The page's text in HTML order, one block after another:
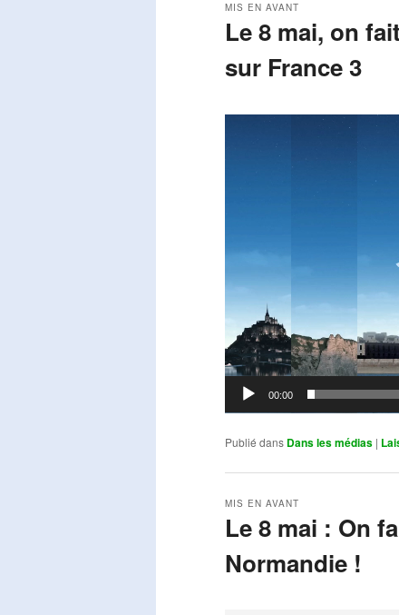
Le 8 mai, on
sur France 3
MIS EN AVANT
00:00
Publié dans Dans les médias |
Le 8 mai : On
Normandie !
MIS EN AVANT